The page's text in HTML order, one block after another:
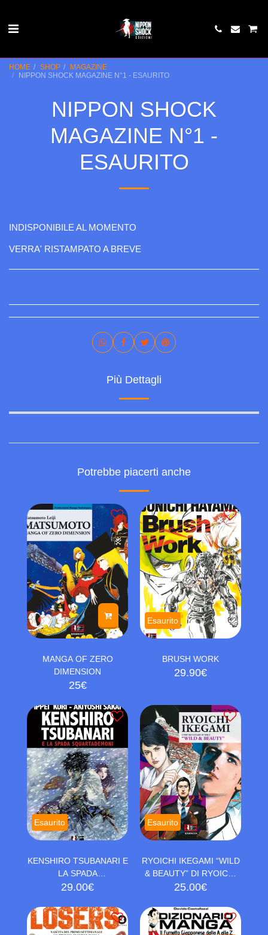
HOME SHOP
MAGAZINE
NIPPON SHOCK MAGAZINE N°1 - ESAURITO
NIPPON SHOCK
MAGAZINE N°1 -
ESAURITO
INDISPONIBILE AL MOMENTO
VERRA' RISTAMPATO A BREVE
Più Dettagli
Potrebbe piacerti anche
MANGA OF ZERO
DIMENSION
25€
Esaurito
BRUSH WORK
29.90€
Esaurito
KENSHIRO TSUBANARI E
LA SPADA
SQUARTADEMONI
29.00€
Esaurito
RYOICHI IKEGAMI “WILD
& BEAUTY” DI RYOICHI
IKEGAMI
25.00€